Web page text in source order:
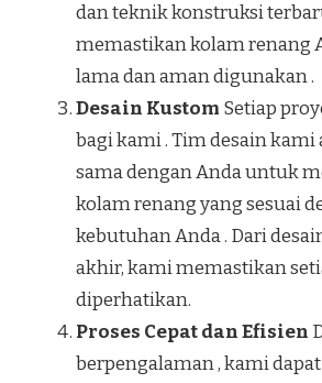
dan teknik konstruksi
memastikan kolam renang
lama dan aman digunakan .
Desain Kustom Setiap
bagi kami . Tim desain kami
sama dengan Anda untuk
kolam renang yang sesuai
kebutuhan Anda . Dari
akhir, kami memastikan
diperhatikan.
Proses Cepat dan Efisien
berpengalaman , kami